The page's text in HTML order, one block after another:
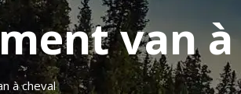
van
à cheval